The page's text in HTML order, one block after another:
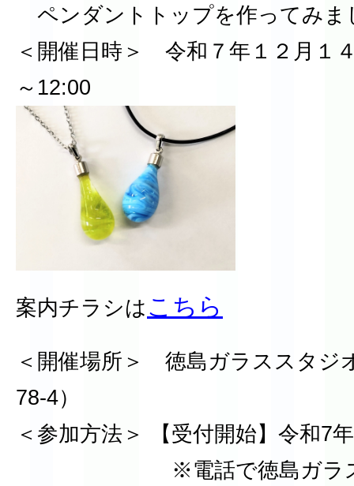
ペンダントトップを作ってみま
＜開催日時＞ 令和７年１２月１
～12:00
案内チラシはこちら
＜開催場所＞ 徳島ガラススタジ
78-4）
＜参加方法＞ 【受付開始】令和7
※電話で徳島ガラスス